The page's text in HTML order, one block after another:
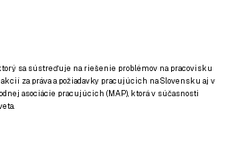
sa sústreďuje na riešenie problémov na pracovisku
za práva a požiadavky pracujúcich na Slovensku aj v
asociácie pracujúcich (MAP), ktorá v súčasnosti